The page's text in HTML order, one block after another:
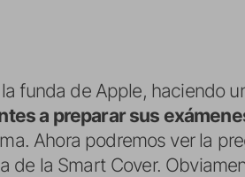
funda de Apple, haciendo
a preparar sus
Ahora podremos ver la
de la Smart Cover.